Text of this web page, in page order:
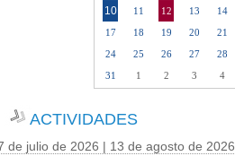
10 11 12 13 14
17
18 19 20 21
24
25 26 27 28
31
1 2 3 4
ACTIVIDADES
de julio de 2026 | 13 de agosto de 2026